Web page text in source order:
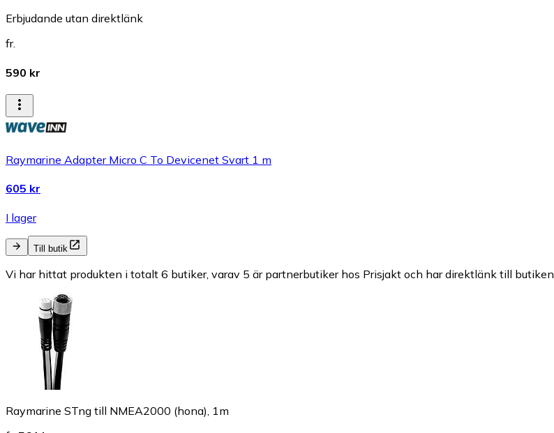
Erbjudande utan direktlänk
fr.
590 kr
Raymarine Adapter Micro C To Devicenet Svart 1 m
605 kr
I lager
Till butik
Vi har hittat produkten i totalt 6 butiker, varav 5 är partnerbutiker hos Prisjakt och har direktlänk till butiken.
Raymarine STng till NMEA2000 (hona), 1m